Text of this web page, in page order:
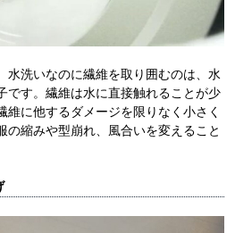
水洗いなのに繊維を取り囲むのは、水
です。繊維は水に直接触れることが少
維に他するダメージを限りなく小さく
の縮みや型崩れ、風合いを変えること